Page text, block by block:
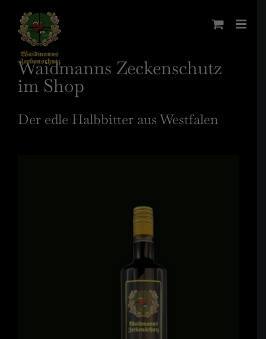
Inhalt
springen
Waidmanns Zeckenschutz
im Shop
Der edle Halbbitter aus Westfalen